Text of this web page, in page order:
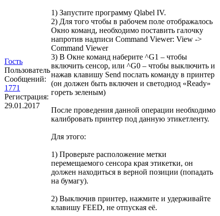
Гость
Пользователь
Сообщений:
1771
Регистрация:
29.01.2017
1) Запустите программу Qlabel IV.
2) Для того чтобы в рабочем поле отображалось
Окно команд, необходимо поставить галочку
напротив надписи Command Viewer: View ->
Command Viewer
3) В Окне команд наберите ^G1 – чтобы
включить сенсор, или ^G0 – чтобы выключить и
нажав клавишу Send послать команду в принтер
(он должен быть включен и светодиод «Ready»
гореть зеленым)
После проведения данной операции необходимо
калибровать принтер под данную этикетленту.
Для этого:
1) Проверьте расположение метки
перемещаемого сенсора края этикетки, он
должен находиться в верной позиции (попадать
на бумагу).
2) Выключив принтер, нажмите и удерживайте
клавишу FEED, не отпуская её.